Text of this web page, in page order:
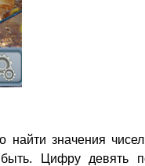
найти значения
Цифру девять